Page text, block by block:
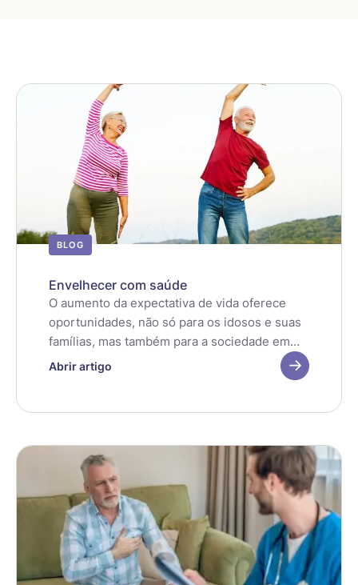
BLOG
Envelhecer com saúde
O aumento da expectativa de vida oferece
oportunidades, não só para os idosos e suas
famílias, mas também para a sociedade em
geral. Nestes anos adicionais de vida,
profissão ou retornar velhas ocupações. Além
maneiras para suas famílias e comunidades.
No entanto, o alcance dessas oportunidades
e contribuições depende, em grande parte,
de um fator: a saúde.
Abrir artigo